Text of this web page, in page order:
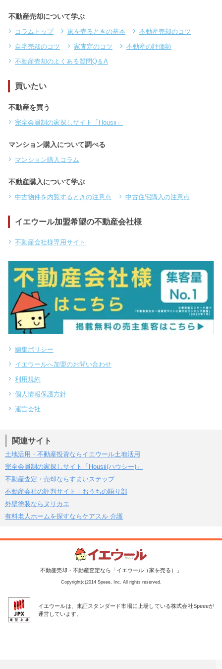
不動産売却について学ぶ
コラムトップ 家を売るときの基本
不動産売却のコツ
自宅売却のコツ
家査定のコツ
不動産の評価額
不動産売却のよくある質問Q＆A
買いたい
不動産を買う
完全会員制の家探しサイト「Housii」
マンション購入について調べる
マンション購入コラム
不動産購入について学ぶ
中古物件を内覧するときの注意点 中古住宅購入の注意点
イエウール加盟希望の不動産会社様
不動産会社様専用サイト
編集ポリシー
イエウールへ加盟のお問い合わせ
利用規約
個人情報保護方針
運営会社
関連サイト
土地活用・不動産投資ならイエウール土地活用
完全会員制の家探しサイト「Housii(ハウシー)」
不動産査定・売却ならすまいステップ
不動産会社の評判サイト｜おうちの語り部
外壁塗装ならヌリカエ
有料老人ホームを探すならケアスル 介護
不動産売却・不動産査定なら「イエウール（家を売る）」
Copyright(c)2014 Speee, Inc. All rights reserved.
イエウールは、東証スタンダード市場に上場している株式会社Speeeが
運営しています。